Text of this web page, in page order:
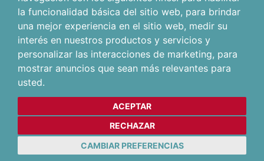
la funcionalidad básica del sitio web, para brindar
una mejor experiencia en el sitio web, medir su
interés en nuestros productos y servicios y
personalizar las interacciones de marketing, para
mostrar anuncios que sean más relevantes para
usted.
ACEPTAR
RECHAZAR
CAMBIAR PREFERENCIAS